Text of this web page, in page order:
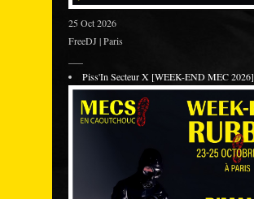
25 Oct 2026
FreeDJ | Paris
Piss'In Secteur X [WEEK-END MEC 2026]